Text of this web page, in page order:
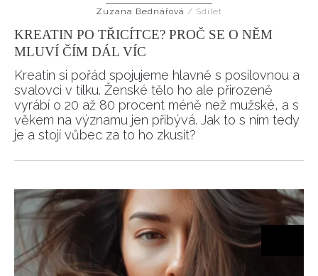
Zuzana Bednářová / Sdílet
KREATIN PO TŘICÍTCE? PROČ SE O NĚM
MLUVÍ ČÍM DÁL VÍC
Kreatin si pořád spojujeme hlavně s posilovnou a
svalovci v tílku. Ženské tělo ho ale přirozeně
vyrábí o 20 až 80 procent méně než mužské, a s
věkem na významu jen přibývá. Jak to s ním tedy
je a stojí vůbec za to ho zkusit?